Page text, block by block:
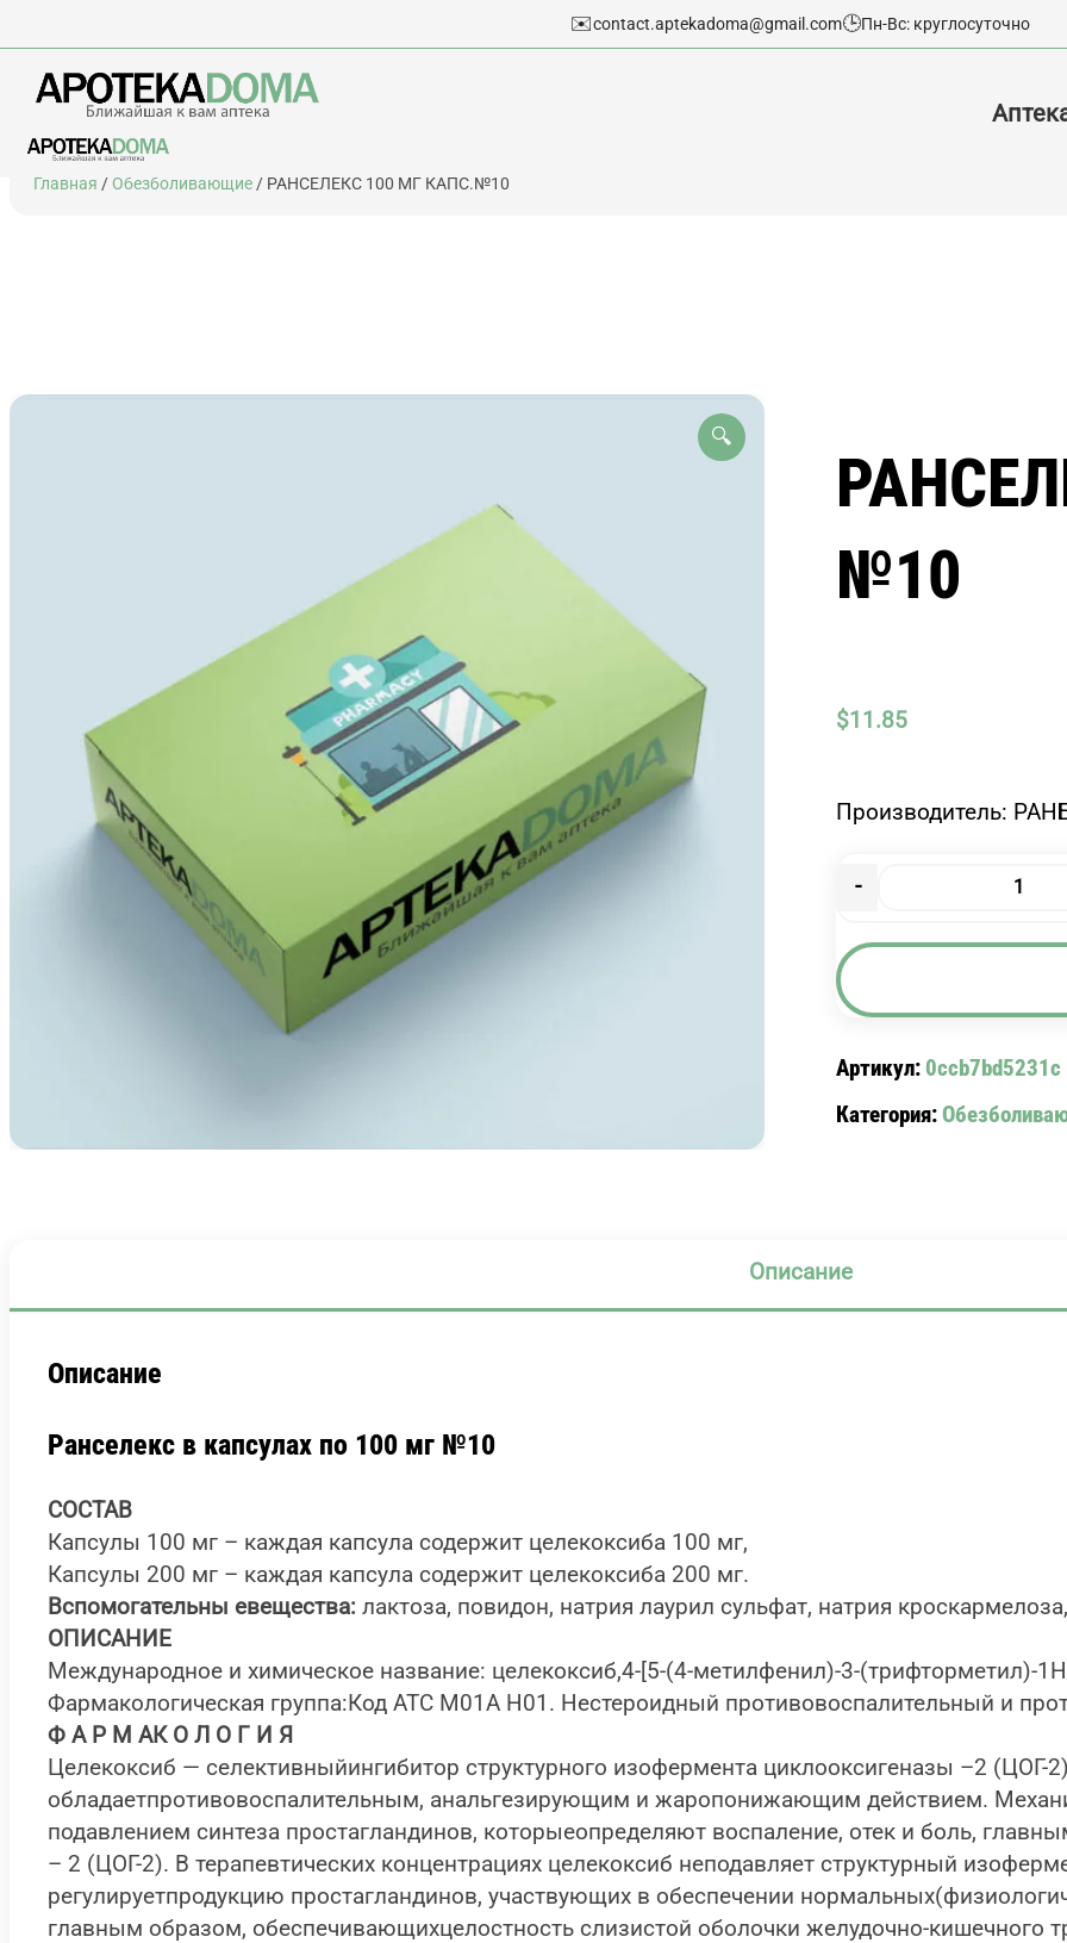
Перейти
✉️contact.aptekadoma@gmail.com🕒Пн-Вс: круглосуточно
Главная / Обезболивающие / РАНСЕЛЕКС 100 МГ КАПС.№10
🔍
№10
$11.85
Производитель:
-
РАНСЕЛЕКС
100
КАПС.
Артикул: 0ccb7bd5231c
Категория:
Описание
Описание
Ранселекс в капсулах по 100 мг №10
СОСТАВ
Капсулы 100 мг – каждая капсула содержит целекоксиба 100 мг,
Капсулы 200 мг – каждая капсула содержит целекоксиба 200 мг.
Вспомогательны евещества: лактоза, повидон, натрия лаурил сульфат, натрия
ОПИСАНИЕ
Международное и химическое название: целекоксиб,4-[5-(4-метилфенил)-3-(трифторметил)-
Фармакологическая группа:Код АТС М01А Н01. Нестероидный противовоспалительный и
Ф А Р М АК О Л О Г И Я
Целекоксиб — селективныйингибитор структурного изофермента циклооксигеназы –2 (ЦОГ-
обладаетпротивовоспалительным, анальгезирующим и жаропонижающим действием.
подавлением синтеза простагландинов, которыеопределяют воспаление, отек и боль,
– 2 (ЦОГ-2). В терапевтических концентрациях целекоксиб неподавляет структурный
регулируетпродукцию простагландинов, участвующих в обеспечении
главным образом, обеспечивающихцелостность слизистой оболочки желудочно-кишечного